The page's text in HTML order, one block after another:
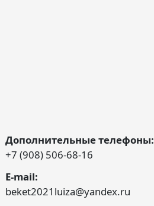
Дополнительные телефоны:
+7 (908) 506-68-16
E-mail:
beket2021luiza@yandex.ru